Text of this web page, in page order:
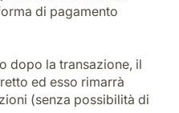
di pagamento
dopo la transazione, il
ed esso rimarrà
(senza possibilità di